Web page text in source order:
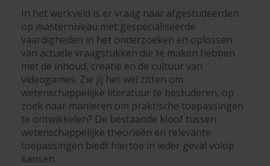
In het werkveld is er vraag naar afgestudeerden
op masterniveau met gespecialiseerde
vaardigheden in het onderzoeken en oplossen
van actuele vraagstukken die te maken hebben
met de inhoud, creatie en de cultuur van
videogames. Zie jij het wel zitten om
wetenschappelijke literatuur te bestuderen, op
zoek naar manieren om praktische toepassingen
te ontwikkelen? De bestaande kloof tussen
wetenschappelijke theorieën en relevante
toepassingen biedt hiertoe in ieder geval volop
kansen.